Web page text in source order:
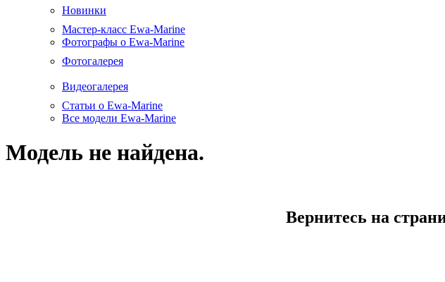
Новинки
Мастер-класс Ewa-Marine
Фотографы о Ewa-Marine
Фотогалерея
Видеогалерея
Статьи о Ewa-Marine
Все модели Ewa-Marine
Модель не найдена.
Вернитесь на